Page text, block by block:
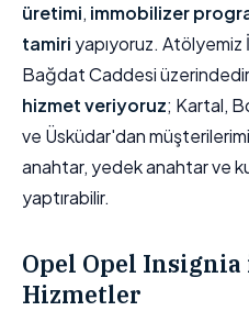
üretimi, immobilizer
tamiri yapıyoruz. Atölyemiz
Bağdat Caddesi
hizmet veriyoruz; Kartal,
ve Üsküdar'dan
anahtar, yedek anahtar ve
yaptırabilir.
Opel Opel
Hizmetler